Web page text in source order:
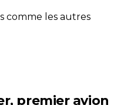
comme les autres
premier avion